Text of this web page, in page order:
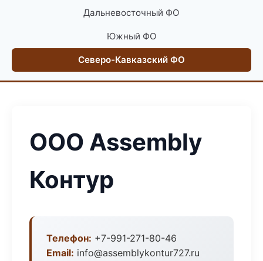
Дальневосточный ФО
Южный ФО
Северо-Кавказский ФО
ООО Assembly
Контур
Телефон: +7-991-271-80-46
Email: info@assemblykontur727.ru